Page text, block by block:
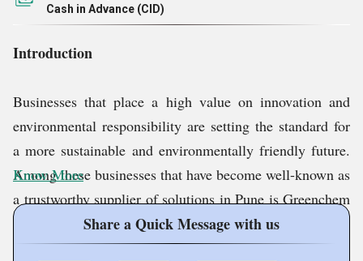
Cash in Advance (CID)
Introduction
Businesses that place a high value on innovation and
environmental responsibility are setting the standard for
a more sustainable and environmentally friendly future.
Among these businesses that have become well-known as
a trustworthy supplier of solutions in Pune is Greenchem
Biotech, which was founded in 2009. Greenchem
Biotech, a company that specializes in industrial
Know More
Share a Quick Message with us